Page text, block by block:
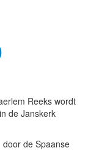
Reeks wordt
de Janskerk
de Spaanse